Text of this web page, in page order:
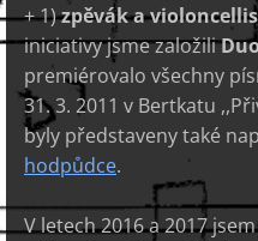
+ 1)zpěvák a
iniciativy jsme založili
premiérovalo všechny
31. 3. 2011 v Bertkatu
byly představeny také
hodpůdce.
V letech 2016 a 2017